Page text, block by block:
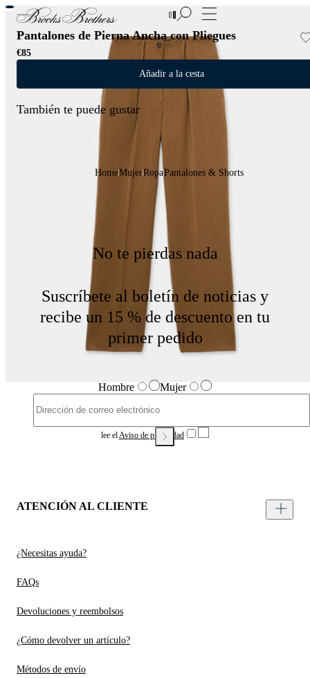
Nuevas incorporaciones a las Rebajas | Hasta 50%
Pantalones de Pierna Ancha con Pliegues
€85
Añadir a la cesta
También te puede gustar
HomeMujerRopaPantalones & Shorts
No te pierdas nada
Suscríbete al boletín de noticias y
recibe un 15 % de descuento en tu
primer pedido
Hombre Mujer
lee elAviso de privacidad
ATENCIÓN AL CLIENTE
¿Necesitas ayuda?
FAQs
Devoluciones y reembolsos
¿Cómo devolver un artículo?
Métodos de envío